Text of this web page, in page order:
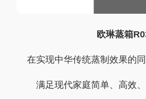
欧琳蒸箱
在实现中华传统蒸制效果的
满足现代家庭简单、高效